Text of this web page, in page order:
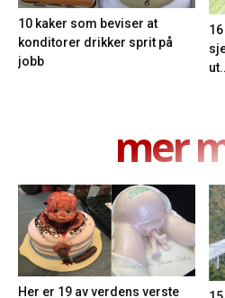
10 kaker som beviser at
konditorer drikker sprit på
jobb
mer
Her er 19 av verdens verste